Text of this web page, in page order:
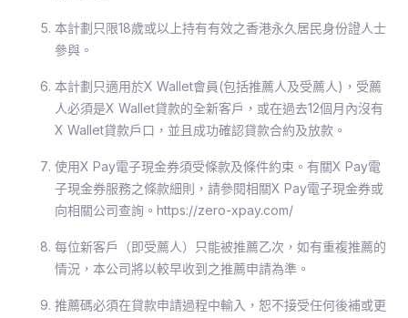
本計劃只限18歲或以上持有有效之香港永久居民身份證人士
參與。
本計劃只適用於X Wallet會員(包括推薦人及受薦人)，受薦
人必須是X Wallet貸款的全新客戶，或在過去12個月內沒有
X Wallet貸款戶口，並且成功確認貸款合約及放款。
使用X Pay電子現金券須受條款及條件約束。有關X Pay電
子現金券服務之條款細則，請參閱相關X Pay電子現金券或
向相關公司查詢。https://zero-xpay.com/
每位新客戶（即受薦人）只能被推薦乙次，如有重複推薦的
情況，本公司將以較早收到之推薦申請為準。
推薦碼必須在貸款申請過程中輸入，恕不接受任何後補或更